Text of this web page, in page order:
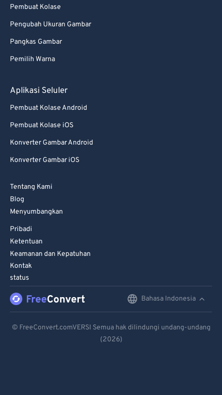
Pembuat Kolase
Pengubah Ukuran Gambar
Pangkas Gambar
Pemilih Warna
Aplikasi Seluler
Pembuat Kolase Android
Pembuat Kolase iOS
Konverter Gambar Android
Konverter Gambar iOS
Tentang Kami
Blog
Menyumbangkan
Pribadi
Ketentuan
Keamanan dan Kepatuhan
Kontak
status
Bahasa Indonesia
Español
© FreeConvert.comVERSI Semua hak dilindungi undang-undang
(2026)